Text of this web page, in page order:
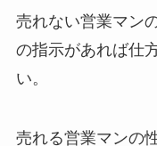
売れない営業マン
の指示があれば仕
い。
売れる営業マンの